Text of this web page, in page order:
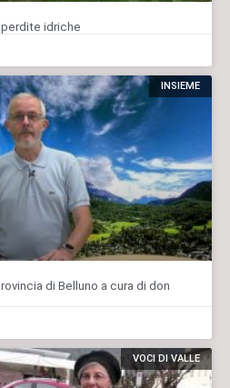
perdite idriche
INSIEME
di Belluno a cura di don
VOCI DI VALLE